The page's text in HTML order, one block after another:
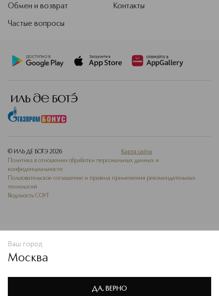
Политике конфиденциальности
В КОРЗИНУ
Обмен и возврат
Частые вопросы
Контакты
© ИЛЬ ДЕ БОТЭ 2026
Карта сайта
Политика в отношении обработки персональных данных и
конфиденциальности
Пользовательское соглашение и правила применения рекомендательных
технологий
Ведомость СОУТ
Ваш город
Москва
ДА, ВЕРНО